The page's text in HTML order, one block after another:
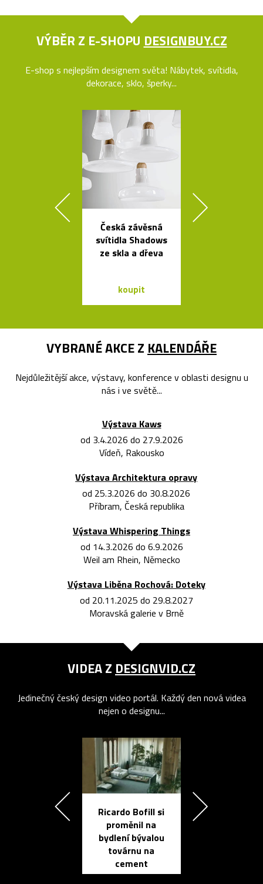
VÝBĚR Z E-SHOPU DESIGNBUY.CZ
E-shop s nejlepším designem světa! Nábytek, svítidla,
dekorace, sklo, šperky...
Česká závěsná
svítidla Shadows
ze skla a dřeva
koupit
VYBRANÉ AKCE Z KALENDÁŘE
Nejdůležitější akce, výstavy, konference v oblasti designu u
nás i ve světě...
Výstava Kaws
od 3.4.2026 do 27.9.2026
Vídeň, Rakousko
Výstava Architektura opravy
od 25.3.2026 do 30.8.2026
Příbram, Česká republika
Výstava Whispering Things
od 14.3.2026 do 6.9.2026
Weil am Rhein, Německo
Výstava Liběna Rochová: Doteky
od 20.11.2025 do 29.8.2027
Moravská galerie v Brně
VIDEA Z DESIGNVID.CZ
Jedinečný český design video portál. Každý den nová videa
nejen o designu...
Ricardo Bofill si
proměnil na
bydlení bývalou
továrnu na
cement